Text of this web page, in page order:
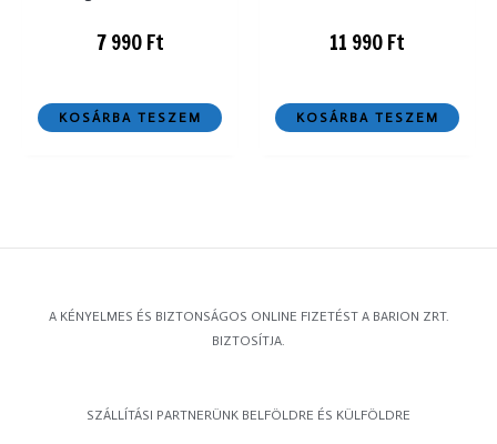
7 990Ft
KOSÁRBA TESZEM
11 990Ft
KOSÁRBA TESZEM
A KÉNYELMES ÉS BIZTONSÁGOS ONLINE FIZETÉST A BARION ZRT.
BIZTOSÍTJA.
SZÁLLÍTÁSI PARTNERÜNK BELFÖLDRE ÉS KÜLFÖLDRE